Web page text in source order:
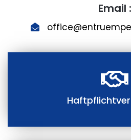
Email :